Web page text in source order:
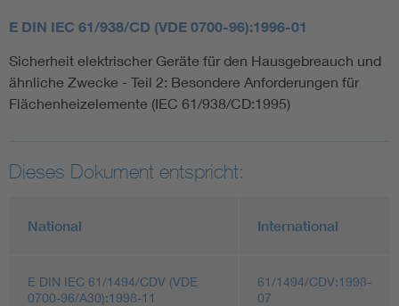
E DIN IEC 61/938/CD (VDE 0700-96):1996-01
Sicherheit elektrischer Geräte für den Hausgebreauch und
ähnliche Zwecke - Teil 2: Besondere Anforderungen für
Flächenheizelemente (IEC 61/938/CD:1995)
Dieses Dokument entspricht:
National International
E DIN IEC 61/1494/CDV (VDE
0700-96/A30):1998-11
61/1494/CDV:1998-
07